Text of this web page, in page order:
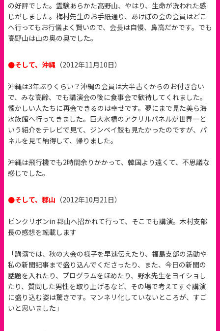
の好評でした。霊験あらかた高野山、やはり、生命が洗われた感
じがしました。梅村先生のお手紙通り、あけぼの会の会員はどこ
へ行ってもお行儀よく賢いので、会長は自慢、鼻高だかです。でも
高野山は山の奥の奥でした。
●そして、沖縄 （2012年11月10日）
沖縄は3年ぶりくらい？沖縄の会員は大半古くからのお付き合い
で、みな高齢、でも講演会の後に食事会で歓待してくれました。
懐かしい人たちに再会できるのは幸せです。夢にまで見た美ら海
水族館へ行ってきました。巨大水槽のアクリルパネルが世界一と
いう紹介をテレビで見て、ジンベイ鮫も見たかったのですが、パ
ネルを見て納得して、帰りました。
沖縄は飛行機でも2時間余りかかって、韓国より遠くて、不思議な
感じでした。
●そして、郡山 （2012年10月21日）
ピンクリボンin 郡山へ招かれて行って、そこでも講演。木村支部
長の感想を転載します
「講演では、秋の大会の様子を早速伝えたり、福島支部の活動や
私の新聞記事まで盛り込んでくださったり、また、今日の新聞の
話題を入れたり、プログラムをほめたり、野水先生をヨイショし
たり、質問した男性を取り上げるなど、その場で考えてすぐ講演
に盛り込む姿は驚きです。マンネリ化していないところが、すご
いと思いました」